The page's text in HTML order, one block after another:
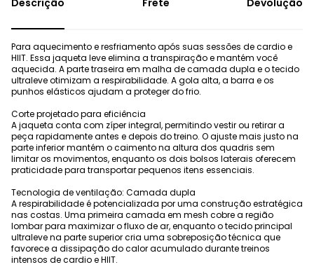
Frete Devolução
Para aquecimento e resfriamento após suas sessões de cardio e
HIIT. Essa jaqueta leve elimina a transpiração e mantém você
aquecida. A parte traseira em malha de camada dupla e o tecido
ultraleve otimizam a respirabilidade. A gola alta, a barra e os
punhos elásticos ajudam a proteger do frio.
Corte projetado para eficiência
A jaqueta conta com zíper integral, permitindo vestir ou retirar a
peça rapidamente antes e depois do treino. O ajuste mais justo na
parte inferior mantém o caimento na altura dos quadris sem
limitar os movimentos, enquanto os dois bolsos laterais oferecem
praticidade para transportar pequenos itens essenciais.
Tecnologia de ventilação: Camada dupla
A respirabilidade é potencializada por uma construção estratégica
nas costas. Uma primeira camada em mesh cobre a região
lombar para maximizar o fluxo de ar, enquanto o tecido principal
ultraleve na parte superior cria uma sobreposição técnica que
favorece a dissipação do calor acumulado durante treinos
intensos de cardio e HIIT.